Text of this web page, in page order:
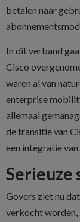
betalen naar
In dit verband
Cisco
waren al van
enterprise
allemaal
de transitie van
een integratie
Serieuze
Govers ziet nu
verkocht worden,